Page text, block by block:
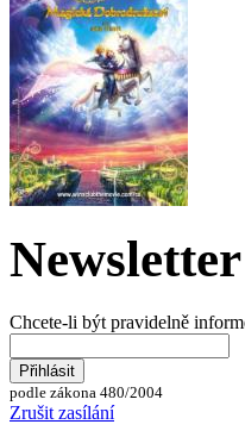
Newsletter
Chcete-li být pravidelně
podle zákona 480/2004
Zrušit zasílání